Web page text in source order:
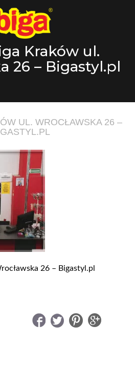
Kraków ul.
26 – Bigastyl.pl
UL. WROCŁAWSKA 26 –
26 – Bigastyl.pl